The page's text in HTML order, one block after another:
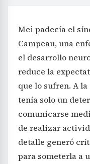
Mei padecía el
Campeau, una
el desarrollo
reduce la
que lo sufren. A
tenía solo un
comunicarse
de realizar
detalle generó
para someterla a